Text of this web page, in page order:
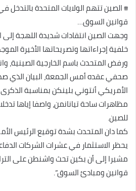
# الصين تتهم الولايات المتحدة بالتدخل
قوانين السوق…
وجهت الصين انتقادات شديدة اللهجة إلى
خلفية إجراءاتها وتصريحاتها الأخيرة
ورفض المتحدث باسم الخارجية الصينية،
صحفي عقده أمس الجمعة، البيان الذي
مظاهرات ساحة تيانانمن، واصفا إياها
للصين.
كما دان المتحدث بشدة توقيع الرئيس
يحظر الاستثمار في عشرات الشركات
مشيرا إلى أن بكين تحث واشنطن على
قوانين ومبادئ السوق”.